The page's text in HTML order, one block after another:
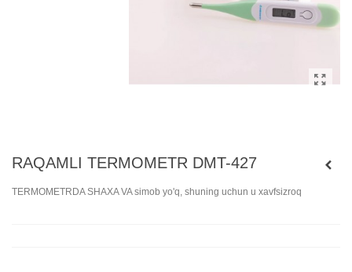
RAQAMLI TERMOMETR DMT-427
TERMOMETRDA SHAXA VA simob yo'q, shuning uchun u xavfsizroq